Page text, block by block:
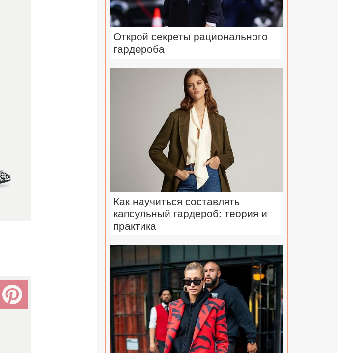
Открой секреты рационального
гардероба
Как научиться составлять
капсульный гардероб: теория и
практика